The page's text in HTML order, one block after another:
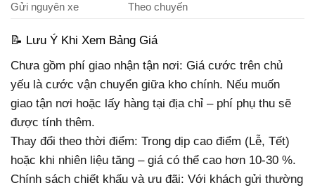
Gửi nguyên xe
Theo chuyến
📝 Lưu Ý Khi Xem Bảng Giá
Chưa gồm phí giao nhận tận nơi: Giá cước trên chủ
yếu là cước vận chuyển giữa kho chính. Nếu muốn
giao tận nơi hoặc lấy hàng tại địa chỉ – phí phụ thu sẽ
được tính thêm.
Thay đổi theo thời điểm: Trong dịp cao điểm (Lễ, Tết)
hoặc khi nhiên liệu tăng – giá có thể cao hơn 10-30 %.
Chính sách chiết khấu và ưu đãi: Với khách gửi thường